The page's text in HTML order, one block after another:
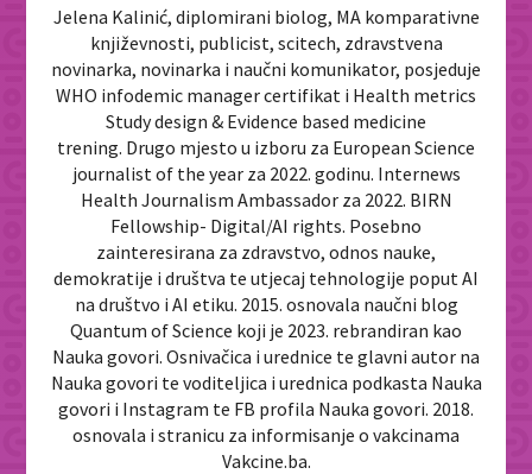
Jelena Kalinić, diplomirani biolog, MA komparativne
književnosti, publicist, scitech, zdravstvena
novinarka, novinarka i naučni komunikator, posjeduje
WHO infodemic manager certifikat i Health metrics
Study design & Evidence based medicine
trening. Drugo mjesto u izboru za European Science
journalist of the year za 2022. godinu. Internews
Health Journalism Ambassador za 2022. BIRN
Fellowship- Digital/AI rights. Posebno
zainteresirana za zdravstvo, odnos nauke,
demokratije i društva te utjecaj tehnologije poput AI
na društvo i AI etiku. 2015. osnovala naučni blog
Quantum of Science koji je 2023. rebrandiran kao
Nauka govori. Osnivačica i urednice te glavni autor na
Nauka govori te voditeljica i urednica podkasta Nauka
govori i Instagram te FB profila Nauka govori. 2018.
osnovala i stranicu za informisanje o vakcinama
Vakcine.ba.